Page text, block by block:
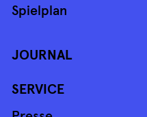
Spielplan
JOURNAL
SERVICE